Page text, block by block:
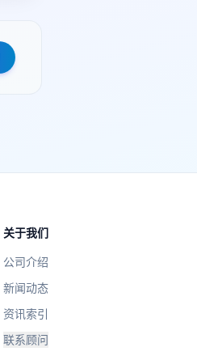
关于我们
公司介绍
新闻动态
资讯索引
联系顾问